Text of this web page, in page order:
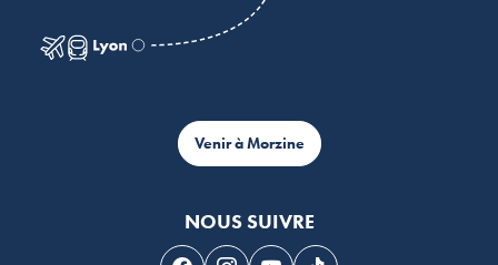
Venir à Morzine
NOUS SUIVRE